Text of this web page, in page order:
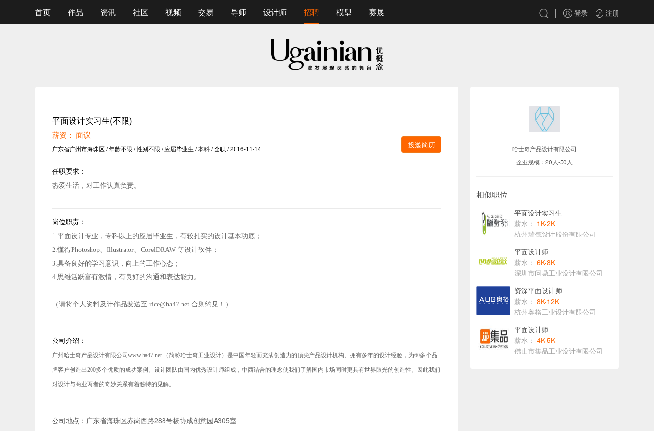
首页 作品 资讯 社区 视频 交易 导师 设计师 招聘 模型 赛展 登录 注册
平面设计实习生(不限)
薪资： 面议
广东省广州市海珠区 / 年龄不限 / 性别不限 / 应届毕业生 / 本科 / 全职 / 2016-11-14 投递简历
任职要求：
热爱生活，对工作认真负责。
岗位职责：
1.平面设计专业，专科以上的应届毕业生，有较扎实的设计基本功底；
2.懂得Photoshop、Illustrator、CorelDRAW 等设计软件；
3.具备良好的学习意识，向上的工作心态；
4.思维活跃富有激情，有良好的沟通和表达能力。
（请将个人资料及计作品发送至 rice@ha47.net 合则约见！）
公司介绍：
广州哈士奇产品设计有限公司www.ha47.net （简称哈士奇工业设计）是中国年轻而充满创造力的顶尖产品设计机构。拥有多年的设计经验，为60多个品
牌客户创造出200多个优质的成功案例。设计团队由国内优秀设计师组成，中西结合的理念使我们了解国内市场同时更具有世界眼光的创造性。因此我们
对设计与商业两者的奇妙关系有着独特的见解。
公司地点： 广东省海珠区赤岗西路288号杨协成创意园A305室
哈士奇产品设计有限公司
企业规模：20人-50人
相似职位
平面设计实习生
薪水： 1K-2K
杭州瑞德设计股份有限公司
平面设计师
薪水： 6K-8K
深圳市问鼎工业设计有限公司
资深平面设计师
薪水： 8K-12K
杭州奥格工业设计有限公司
平面设计师
薪水： 4K-5K
佛山市集品工业设计有限公司